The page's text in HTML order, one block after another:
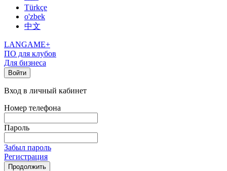
Türkçe
o'zbek
中文
LANGAME+
ПО для клубов
Для бизнеса
Войти
Вход в личный кабинет
Номер телефона
Пароль
Забыл пароль
Регистрация
Продолжить